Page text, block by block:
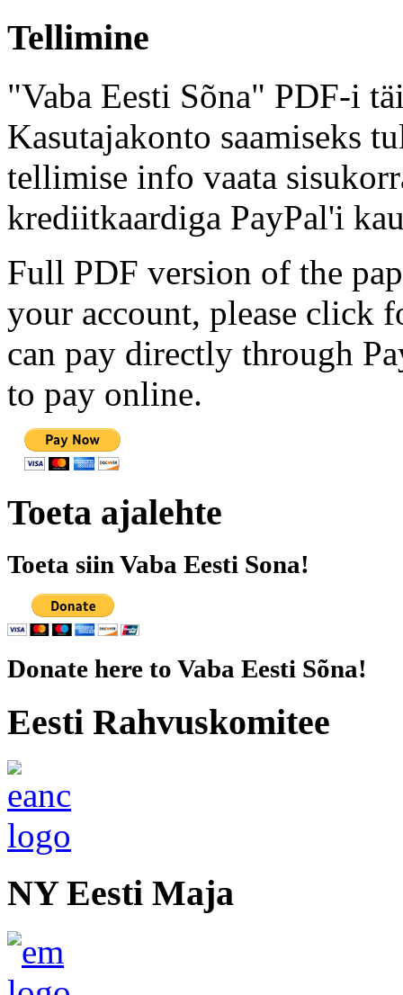
Tellimine
"Vaba Eesti Sõna" PDF-i
Kasutajakonto saamiseks
tellimise info vaata
krediitkaardiga PayPal'i
Full PDF version of the
your account, please click
can pay directly through
to pay online.
Toeta ajalehte
Toeta siin Vaba Eesti Sona!
Donate here to Vaba Eesti Sõna!
Eesti Rahvuskomitee
NY Eesti Maja